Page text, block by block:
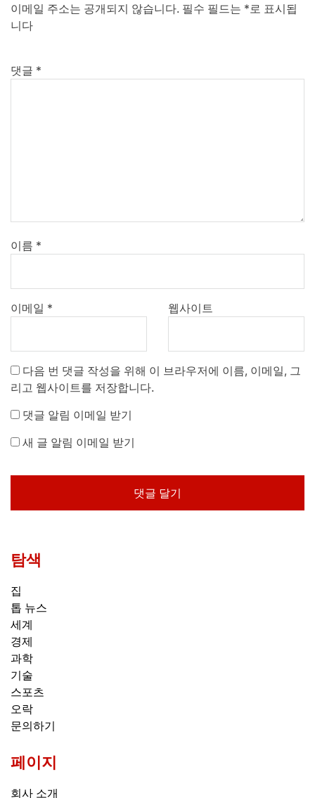
이메일 주소는 공개되지 않습니다. 필수 필드는 * 로 표시됩
니다
댓글 *
이름 *
이메일 * 웹사이트
다음 번 댓글 작성을 위해 이 브라우저에 이름, 이메일, 그
리고 웹사이트를 저장합니다.
댓글 알림 이메일 받기
새 글 알림 이메일 받기
탐색
집
톱 뉴스
세계
경제
과학
기술
스포츠
오락
문의하기
페이지
회사 소개